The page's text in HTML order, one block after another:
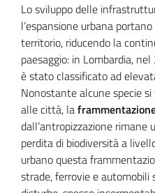
Lo sviluppo delle
l’espansione urbana
territorio, riducendo la
paesaggio: in Lombardia,
è stato classificato ad
Nonostante alcune specie
alle città, la
dall’antropizzazione rimane
perdita di biodiversità a
urbano questa
strade, ferrovie e